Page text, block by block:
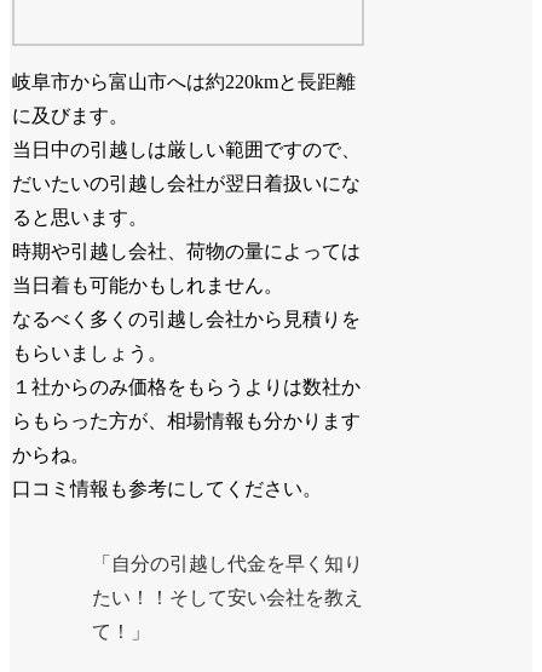
岐阜市から富山市へは約220kmと長距離
に及びます。
当日中の引越しは厳しい範囲ですので、
だいたいの引越し会社が翌日着扱いにな
ると思います。
時期や引越し会社、荷物の量によっては
当日着も可能かもしれません。
なるべく多くの引越し会社から見積りを
もらいましょう。
１社からのみ価格をもらうよりは数社か
らもらった方が、相場情報も分かります
からね。
口コミ情報も参考にしてください。
「自分の引越し代金を早く知り
たい！！そして安い会社を教え
て！」